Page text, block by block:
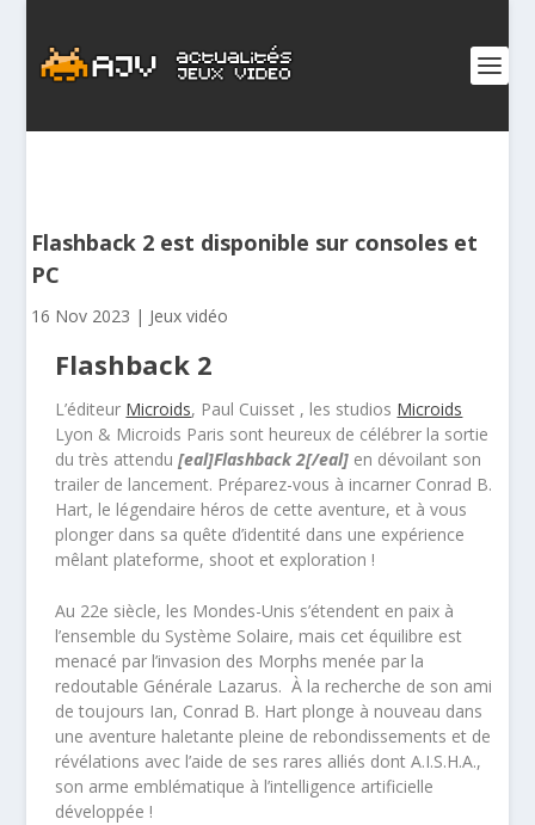
Flashback 2 est disponible sur consoles et
PC
16 Nov 2023 | Jeux vidéo
Flashback 2
L’éditeur Microids, Paul Cuisset , les studios Microids
Lyon & Microids Paris sont heureux de célébrer la sortie
du très attendu[eal]Flashback 2[/eal] en dévoilant son
trailer de lancement. Préparez-vous à incarner Conrad B.
Hart, le légendaire héros de cette aventure, et à vous
plonger dans sa quête d’identité dans une expérience
mêlant plateforme, shoot et exploration !
Au 22e siècle, les Mondes-Unis s’étendent en paix à
l’ensemble du Système Solaire, mais cet équilibre est
menacé par l’invasion des Morphs menée par la
redoutable Générale Lazarus. À la recherche de son ami
de toujours Ian, Conrad B. Hart plonge à nouveau dans
une aventure haletante pleine de rebondissements et de
révélations avec l’aide de ses rares alliés dont A.I.S.H.A.,
son arme emblématique à l’intelligence artificielle
développée !